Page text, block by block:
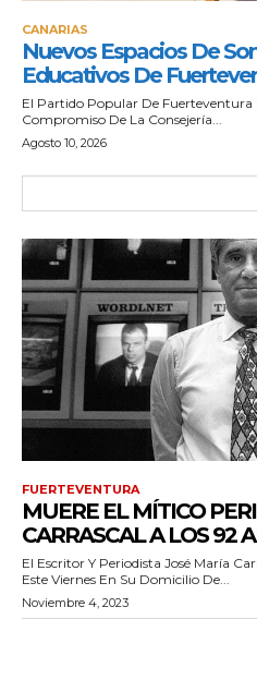
CANARIAS
Nuevos Espacios De
Educativos De
El Partido Popular De Fuerteventura
Compromiso De La Consejería...
Agosto 10, 2026
FUERTEVENTURA
MUERE EL MÍTICO
CARRASCAL A LOS 92
El Escritor Y Periodista José María
Este Viernes En Su Domicilio De...
Noviembre 4, 2023